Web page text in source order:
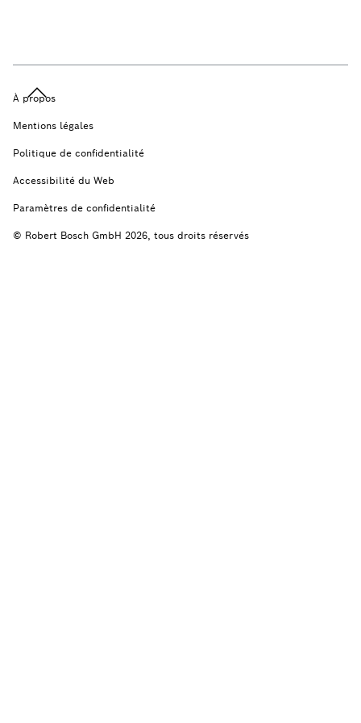
À propos
Mentions légales
Politique de confidentialité
Accessibilité du Web
Paramètres de confidentialité
© Robert Bosch GmbH 2026, tous droits réservés